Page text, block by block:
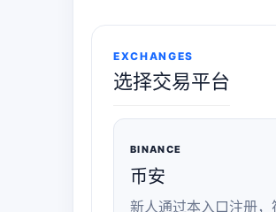
EXCHANGES
选择交易平台
BINANCE
币安
新人通过本入口注册